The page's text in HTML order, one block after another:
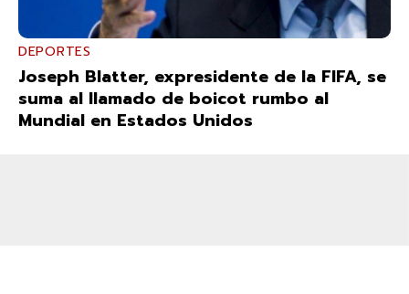
DEPORTES
Joseph Blatter, expresidente de la FIFA, se
suma al llamado de boicot rumbo al
Mundial en Estados Unidos